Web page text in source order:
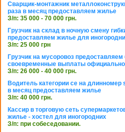
Сварщик-монтажник
раза в месяц предоставляем жилье
З/п: 35 000 - 70 000 грн.
Грузчик на склад в ночную смену
предоставляем жилье для
З/п: 25 000 грн
Грузчик на мусоровоз
своевременные выплаты
З/п: 26 000 - 40 000 грн.
Водитель категории се на
в месяц предоставляем жилье
З/п: 40 000 грн.
Кассир в торговую сеть
жилье - хостел для иногородних
З/п: при собеседовании.